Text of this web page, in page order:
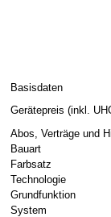
Basisdaten
Gerätepreis (inkl.
Abos, Verträge und
Bauart
Farbsatz
Technologie
Grundfunktion
System